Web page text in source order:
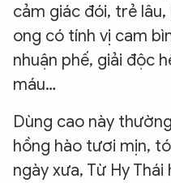
cảm giác đói, trẻ
ong có tính vị cam
nhuận phế, giải độc
máu…
Dùng cao này
hồng hào tươi mịn,
ngày xưa, Từ Hy